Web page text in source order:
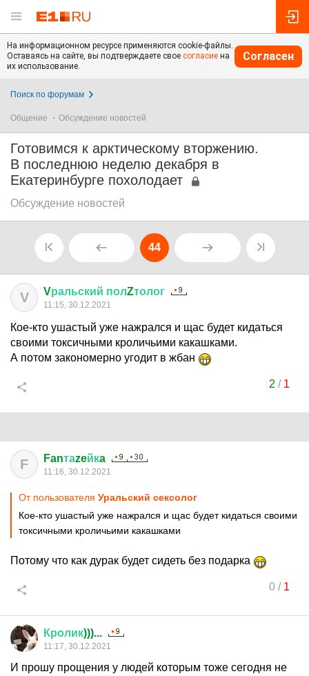
На информационном ресурсе применяются cookie-файлы.
Оставаясь на сайте, вы подтверждаете свое согласие на
их использование.
Согласен
Поиск по форумам
Общение Обсуждение новостей
Готовимся к арктическому вторжению.
В последнюю неделю декабря в
Екатеринбурге похолодает
Обсуждение новостей
44
V Vральский полZтолог
11:15, 30.12.2021
Кое-кто ушастый уже нажрался и щас будет кидаться
своими токсичными кроличьими какашками.
А потом закономерно угодит в жбан
2 / 1
F Fanтаzeйкa
11:16, 30.12.2021
От пользователя Уральский сексолог
Кое-кто ушастый уже нажрался и щас будет кидаться своими
токсичными кроличьими какашками
Потому что как дурак будет сидеть без подарка
0/ 1
Кролик)))...
11:17, 30.12.2021
И прошу прощения у людей которым тоже сегодня не